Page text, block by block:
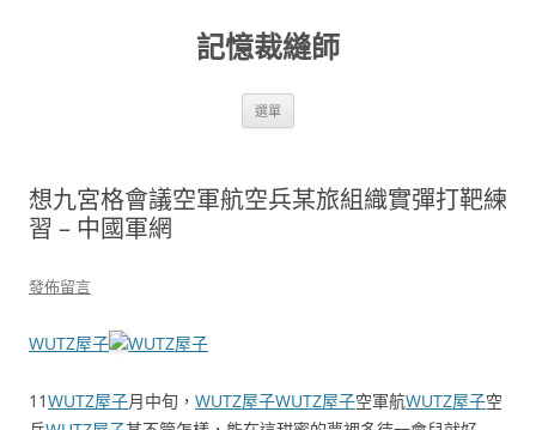
記憶裁縫師
選單
想九宮格會議空軍航空兵某旅組織實彈打靶練
習 – 中國軍網
發佈留言
WUTZ屋子 WUTZ屋子
11WUTZ屋子月中旬， WUTZ屋子WUTZ屋子空軍航WUTZ屋子空